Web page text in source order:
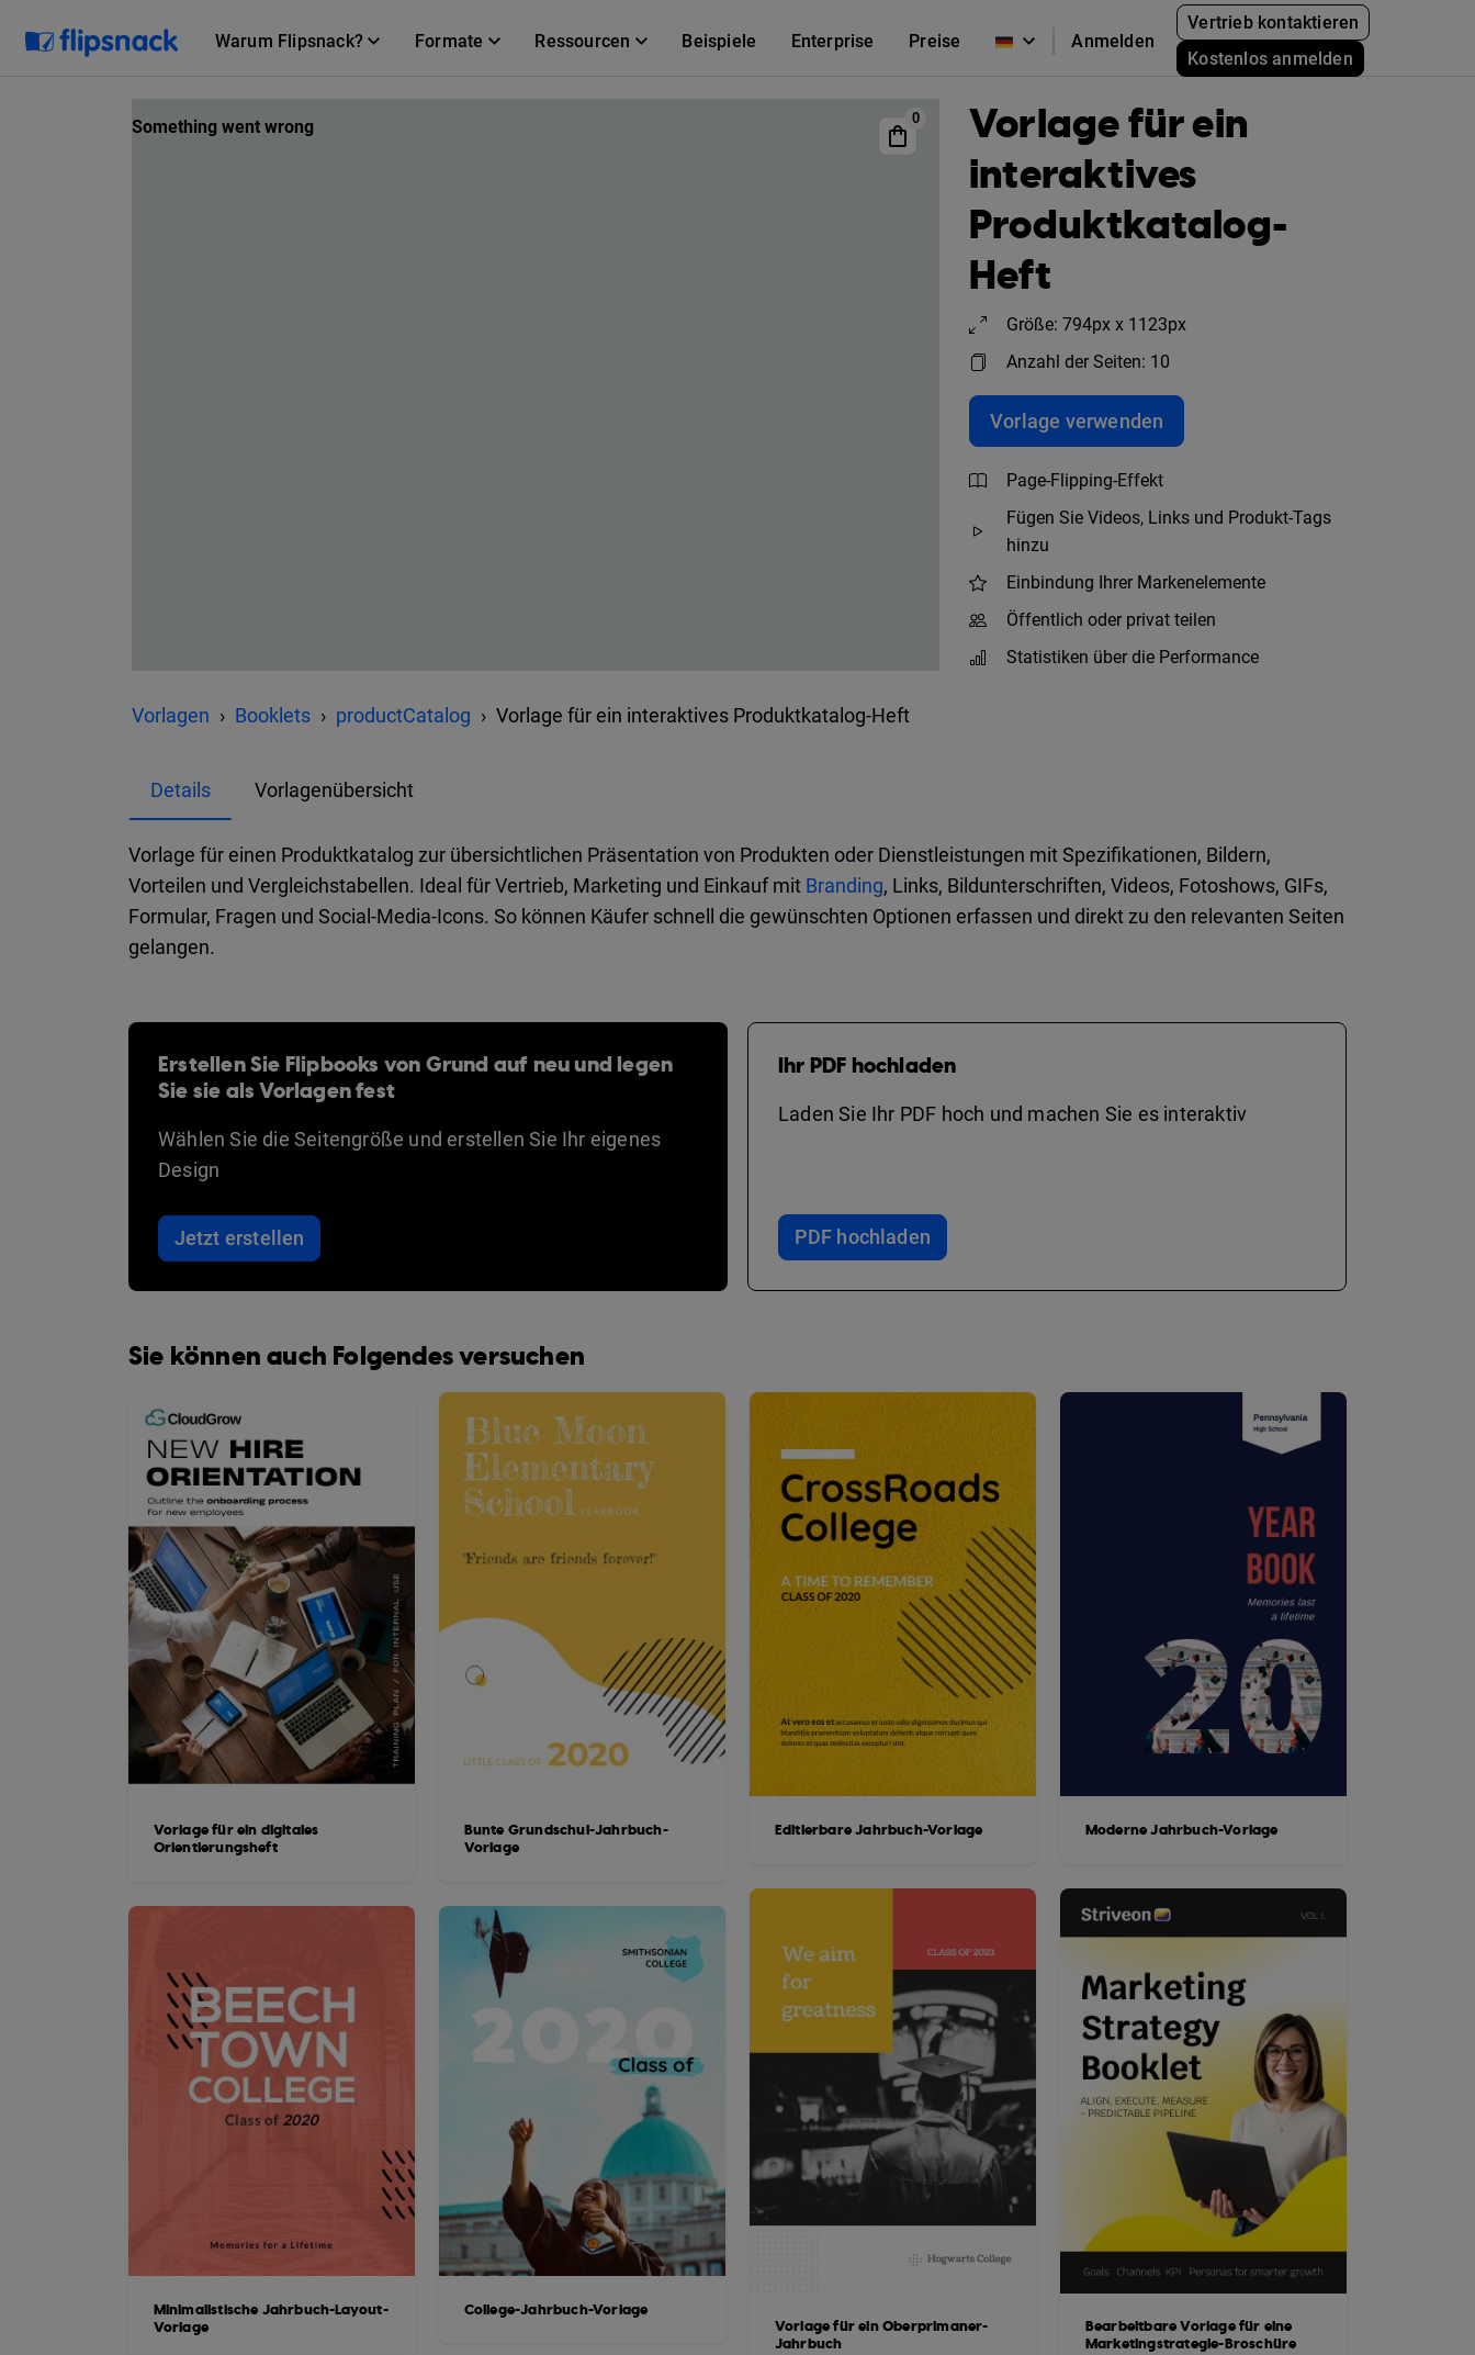
Warum Flipsnack? Formate Ressourcen Beispiele Enterprise Preise Anmelden
Vertrieb kontaktieren
Kostenlos anmelden
Vorlage für ein
interaktives
Produktkatalog-
Heft
Größe: 794px x 1123px
Anzahl der Seiten: 10
Vorlage verwenden
Page-Flipping-Effekt
Fügen Sie Videos, Links und Produkt-Tags
hinzu
Einbindung Ihrer Markenelemente
Öffentlich oder privat teilen
Statistiken über die Performance
Vorlagen Booklets productCatalog Vorlage für ein interaktives Produktkatalog-Heft
Details Vorlagenübersicht
Vorlage für einen Produktkatalog zur übersichtlichen Präsentation von Produkten oder Dienstleistungen mit Spezifikationen, Bildern,
Vorteilen und Vergleichstabellen. Ideal für Vertrieb, Marketing und Einkauf mit Branding, Links, Bildunterschriften, Videos, Fotoshows, GIFs,
Formular, Fragen und Social-Media-Icons. So können Käufer schnell die gewünschten Optionen erfassen und direkt zu den relevanten Seiten
gelangen.
Erstellen Sie Flipbooks von Grund auf neu und legen
Sie sie als Vorlagen fest
Wählen Sie die Seitengröße und erstellen Sie Ihr eigenes
Design
Jetzt erstellen
Ihr PDF hochladen
Laden Sie Ihr PDF hoch und machen Sie es interaktiv
PDF hochladen
Sie können auch Folgendes versuchen
Vorlage für ein digitales
Orientierungsheft
Minimalistische Jahrbuch-Layout-
Vorlage
Bunte Grundschul-Jahrbuch-
Vorlage
College-Jahrbuch-Vorlage
Editierbare Jahrbuch-Vorlage
Vorlage für ein Oberprimaner-
Jahrbuch
Moderne Jahrbuch-Vorlage
Bearbeitbare Vorlage für eine
Marketingstrategie-Broschüre